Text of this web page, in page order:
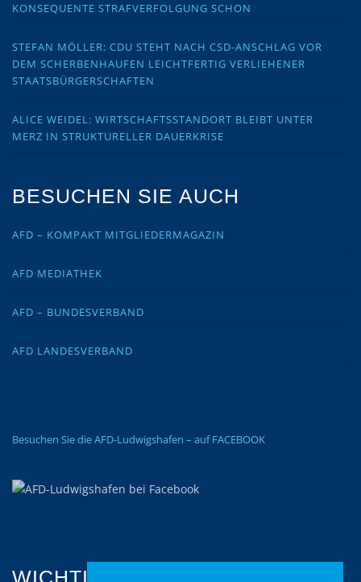
KONSEQUENTE STRAFVERFOLGUNG SCHON
STEFAN MÖLLER: CDU STEHT NACH CSD-ANSCHLAG VOR
DEM SCHERBENHAUFEN LEICHTFERTIG VERLIEHENER
STAATSBÜRGERSCHAFTEN
ALICE WEIDEL: WIRTSCHAFTSSTANDORT BLEIBT UNTER
MERZ IN STRUKTURELLER DAUERKRISE
BESUCHEN SIE AUCH
AFD – KOMPAKT MITGLIEDERMAGAZIN
AFD MEDIATHEK
AFD – BUNDESVERBAND
AFD LANDESVERBAND
Besuchen Sie die AFD-Ludwigshafen – auf FACEBOOK
WICHTIGES